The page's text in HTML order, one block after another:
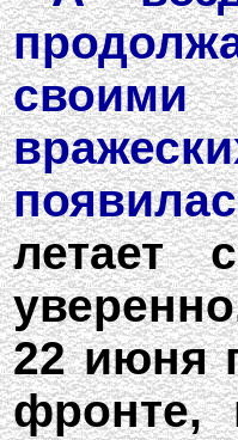
своими
летает
22 июня
фронте,